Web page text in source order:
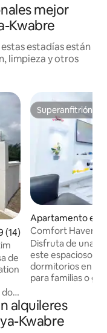
mejor
Kwabre
estadías están
limpieza y otros
promedio: 4.79 de
(14)
de
Superanfitrión
Superanfitrión
Apartamento en
Comfort Haven:
de 3 dormitorios
Disfruta de una
este espacioso
dormitorios en
para familias o
con una
cocina
habitaciones con
alquileres
Kwabre